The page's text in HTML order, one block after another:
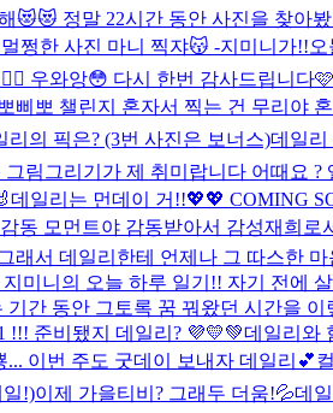
정말 22시간 동안 사진을 찾아
쩡한 사진 마니 찍쟈😽 -지미니가!!
우와앙😳 다시 한번 감사드립니
뽀삐뽀 챌린지 혼자서 찍는 건 무리야
리의 픽은? (3번 사진은 보너스)데일리
림그리기가 제 취미랍니다 어때요
데일리는 먼데이 거!!💖💖 COMING
동 모먼트야 감동받아서 감성재희
서 데일리한테 언제나 그 따스한
미니의 오늘 하루 일기!! 자기 전에
간 동안 그토록 꿈 꿔왔던 시간을
!!! 준비됐지 데일리? 💜💛💚데일리와
... 이번 주도 굿데이 보내자 데일리💕
!)이제 가을티비? 그래두 더움!💦데